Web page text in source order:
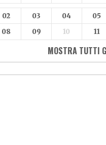
02 03 04 05
08 09 10 11
MOSTRA TUTTI